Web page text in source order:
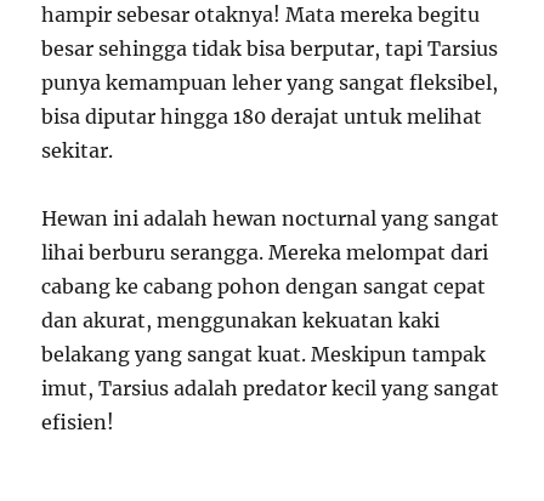
hampir sebesar otaknya! Mata mereka begitu
besar sehingga tidak bisa berputar, tapi Tarsius
punya kemampuan leher yang sangat fleksibel,
bisa diputar hingga 180 derajat untuk melihat
sekitar.
Hewan ini adalah hewan nocturnal yang sangat
lihai berburu serangga. Mereka melompat dari
cabang ke cabang pohon dengan sangat cepat
dan akurat, menggunakan kekuatan kaki
belakang yang sangat kuat. Meskipun tampak
imut, Tarsius adalah predator kecil yang sangat
efisien!